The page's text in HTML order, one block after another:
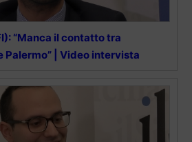
“Manca il contatto tra
Palermo” | Video intervista